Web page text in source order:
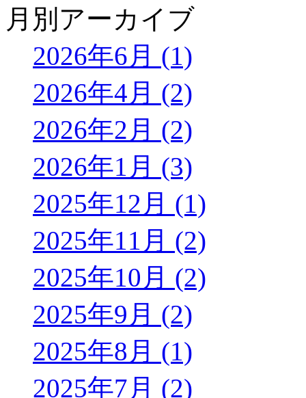
月別アーカイブ
2026年6月 (1)
2026年4月 (2)
2026年2月 (2)
2026年1月 (3)
2025年12月 (1)
2025年11月 (2)
2025年10月 (2)
2025年9月 (2)
2025年8月 (1)
2025年7月 (2)